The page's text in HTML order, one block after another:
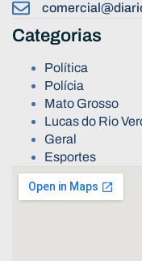
Categorias
Política
Polícia
Mato Grosso
Lucas do Rio
Geral
Esportes